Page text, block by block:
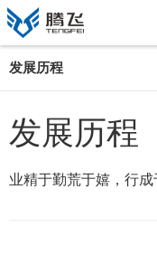
发展历程
发展历程
业精于勤荒于嬉，行成